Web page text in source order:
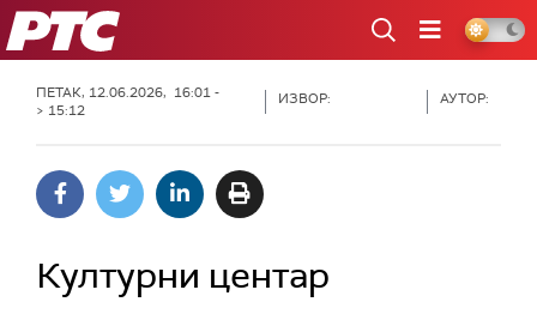
РТС
ПЕТАК, 12.06.2026, 16:01 -
> 15:12
ИЗВОР: АУТОР:
Културни центар